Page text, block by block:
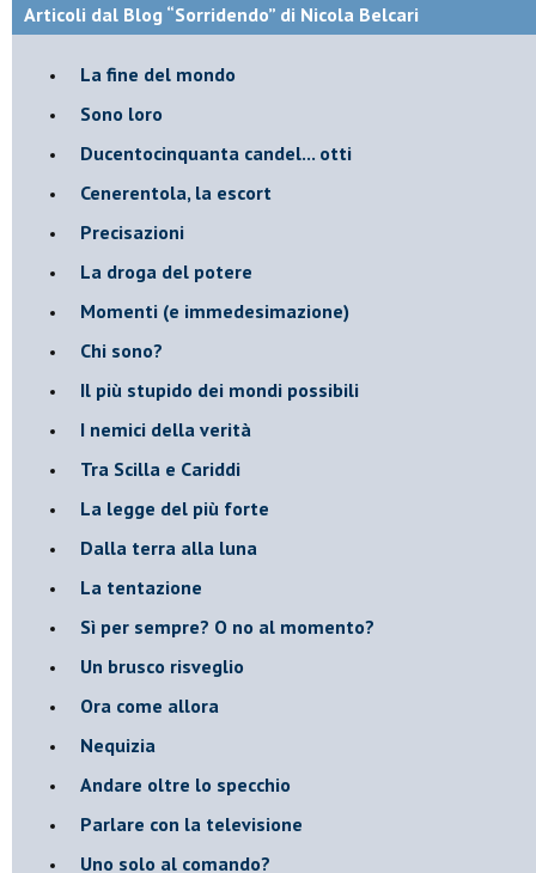
Articoli dal Blog “Sorridendo” di Nicola Belcari
La fine del mondo
Sono loro
Ducentocinquanta candel... otti
Cenerentola, la escort
Precisazioni
La droga del potere
Momenti (e immedesimazione)
Chi sono?
Il più stupido dei mondi possibili
I nemici della verità
Tra Scilla e Cariddi
La legge del più forte
Dalla terra alla luna
La tentazione
​Sì per sempre? O no al momento?
Un brusco risveglio
Ora come allora
Nequizia
Andare oltre lo specchio
Parlare con la televisione
Uno solo al comando?